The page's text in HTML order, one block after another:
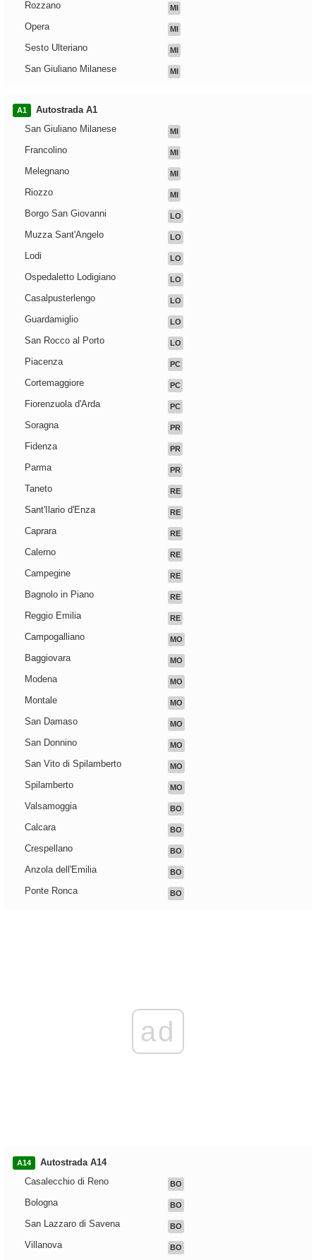
Rozzano MI
Opera MI
Sesto Ulteriano MI
San Giuliano Milanese MI
A1
Autostrada A1
San Giuliano Milanese
MI
Francolino MI
Melegnano MI
Riozzo MI
Borgo San Giovanni LO
Muzza Sant'Angelo LO
Lodi LO
Ospedaletto Lodigiano LO
Casalpusterlengo LO
Guardamiglio LO
San Rocco al Porto LO
Piacenza PC
Cortemaggiore PC
Fiorenzuola d'Arda PC
Soragna PR
Fidenza PR
Parma PR
Taneto RE
Sant'Ilario d'Enza RE
Caprara RE
Calerno RE
Campegine RE
Bagnolo in Piano RE
Reggio Emilia RE
Campogalliano MO
Baggiovara MO
Modena MO
Montale MO
San Damaso MO
San Donnino MO
San Vito di Spilamberto MO
Spilamberto MO
Valsamoggia BO
Calcara BO
Crespellano BO
Anzola dell'Emilia BO
Ponte Ronca BO
ad
A14
Autostrada A14
Casalecchio di Reno
BO
Bologna BO
San Lazzaro di Savena BO
Villanova BO